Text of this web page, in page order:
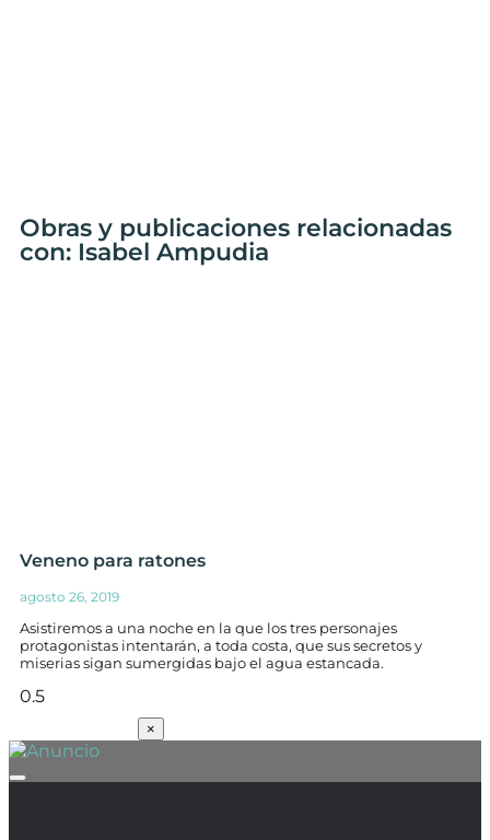
Obras y publicaciones relacionadas
con: Isabel Ampudia
Veneno para ratones
agosto 26, 2019
Asistiremos a una noche en la que los tres personajes
protagonistas intentarán, a toda costa, que sus secretos y
miserias sigan sumergidas bajo el agua estancada.
×